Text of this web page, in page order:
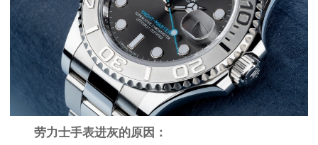
劳力士手表进灰的原因：